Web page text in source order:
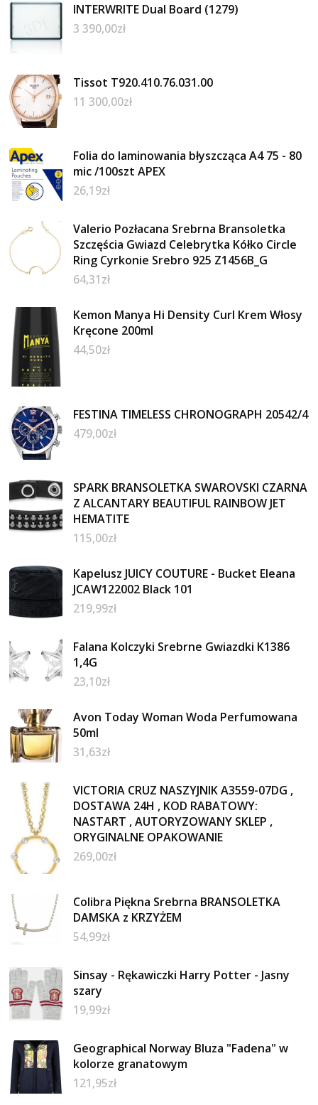
INTERWRITE Dual Board (1279)
3 390,00zł
Tissot T920.410.76.031.00
11 300,00zł
Folia do laminowania błyszcząca A4 75 - 80
mic /100szt APEX
26,19zł
Valerio Pozłacana Srebrna Bransoletka
Szczęścia Gwiazd Celebrytka Kółko Circle
Ring Cyrkonie Srebro 925 Z1456B_G
64,31zł
Kemon Manya Hi Density Curl Krem Włosy
Kręcone 200ml
44,50zł
FESTINA TIMELESS CHRONOGRAPH 20542/4
479,00zł
SPARK BRANSOLETKA SWAROVSKI CZARNA
Z ALCANTARY BEAUTIFUL RAINBOW JET
HEMATITE
115,00zł
Kapelusz JUICY COUTURE - Bucket Eleana
JCAW122002 Black 101
219,99zł
Falana Kolczyki Srebrne Gwiazdki K1386
1,4G
23,10zł
Avon Today Woman Woda Perfumowana
50ml
31,63zł
VICTORIA CRUZ NASZYJNIK A3559-07DG ,
DOSTAWA 24H , KOD RABATOWY:
NASTART , AUTORYZOWANY SKLEP ,
ORYGINALNE OPAKOWANIE
269,00zł
Colibra Piękna Srebrna BRANSOLETKA
DAMSKA z KRZYŻEM
54,99zł
Sinsay - Rękawiczki Harry Potter - Jasny
szary
19,99zł
Geographical Norway Bluza "Fadena" w
kolorze granatowym
121,95zł